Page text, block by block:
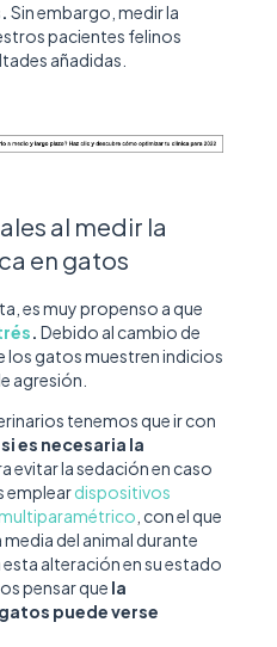
Sin embargo, medir la
pacientes felinos
añadidas.
al medir la
en gatos
es muy propenso a que
. Debido al cambio de
los gatos muestren indicios
agresión.
tenemos que ir con
es necesaria la
evitar la sedación en caso
empleardispositivos
, con el que
del animal durante
alteración en su estado
pensar que la
puede verse